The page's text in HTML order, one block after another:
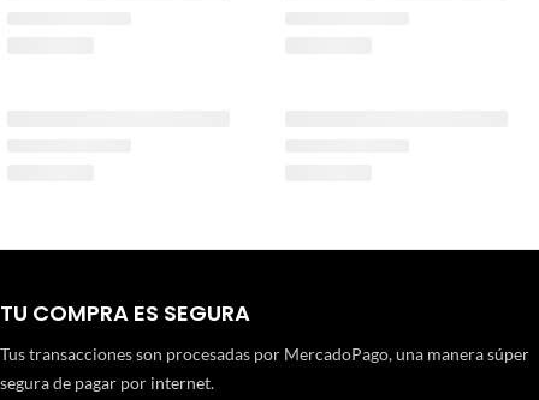
TU COMPRA ES SEGURA
Tus transacciones son procesadas por MercadoPago, una manera súper
segura de pagar por internet.